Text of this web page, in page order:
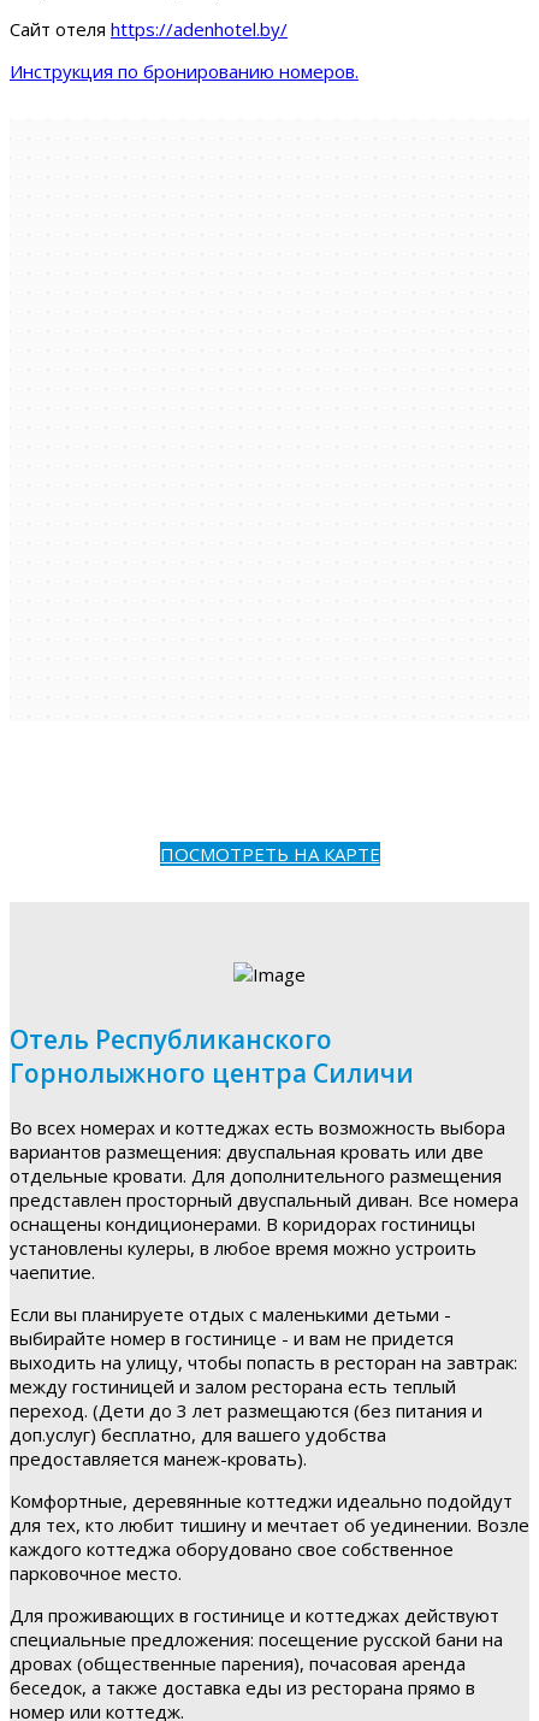
Сайт отеля https://adenhotel.by/
Инструкция по бронированию номеров.
ПОСМОТРЕТЬ НА КАРТЕ
Отель Республиканского
Горнолыжного центра Силичи
Во всех номерах и коттеджах есть возможность выбора
вариантов размещения: двуспальная кровать или две
отдельные кровати. Для дополнительного размещения
представлен просторный двуспальный диван. Все номера
оснащены кондиционерами. В коридорах гостиницы
установлены кулеры, в любое время можно устроить
чаепитие.
Если вы планируете отдых с маленькими детьми -
выбирайте номер в гостинице - и вам не придется
выходить на улицу, чтобы попасть в ресторан на завтрак:
между гостиницей и залом ресторана есть теплый
переход. (Дети до 3 лет размещаются (без питания и
доп.услуг) бесплатно, для вашего удобства
предоставляется манеж-кровать).
Комфортные, деревянные коттеджи идеально подойдут
для тех, кто любит тишину и мечтает об уединении. Возле
каждого коттеджа оборудовано свое собственное
парковочное место.
Для проживающих в гостинице и коттеджах действуют
специальные предложения: посещение русской бани на
дровах (общественные парения), почасовая аренда
беседок, а также доставка еды из ресторана прямо в
номер или коттедж.